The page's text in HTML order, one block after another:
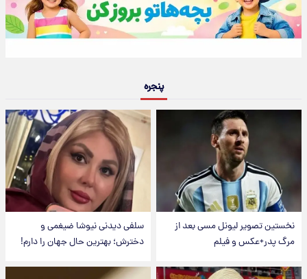
پنجره
نخستین تصویر لیونل مسی بعد از
مرگ پدر+عکس و فیلم
سلفی دیدنی نیوشا ضیغمی و
دخترش؛ بهترین حال جهان را دارم!